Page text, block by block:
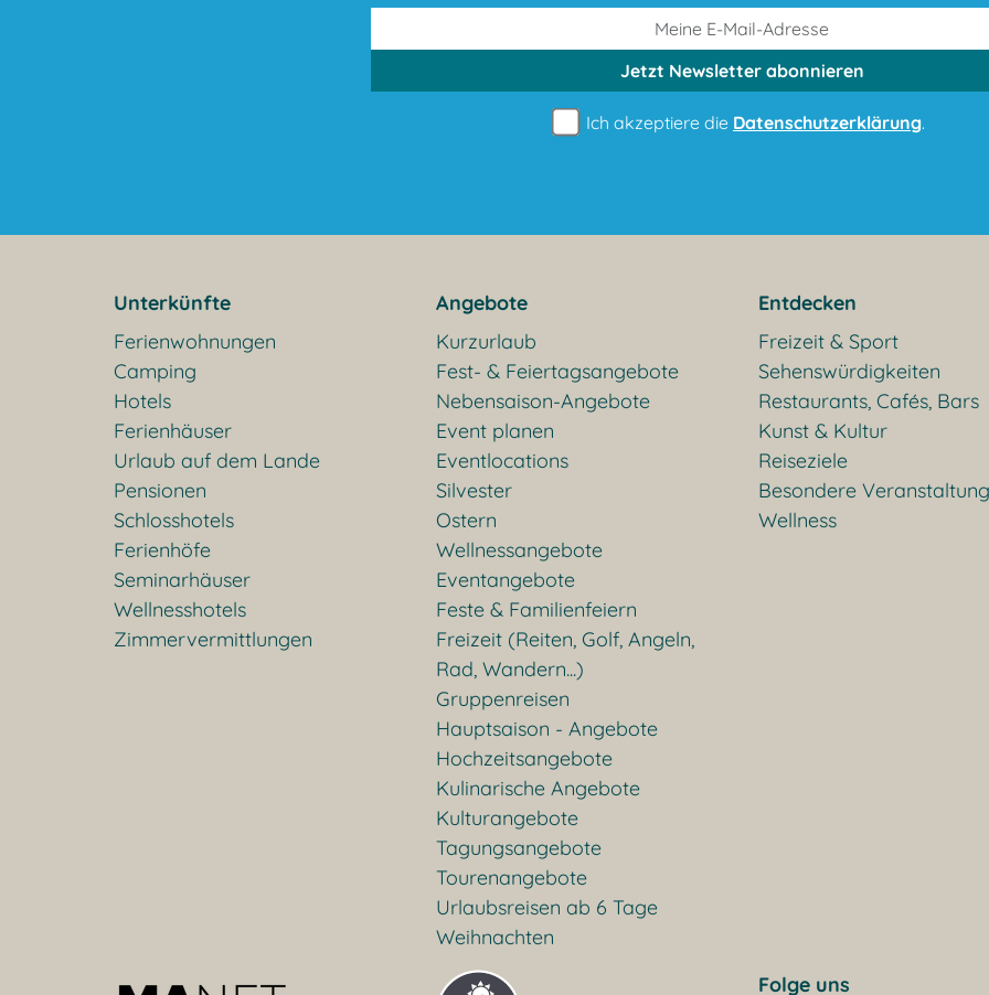
Jetzt Newsletterabonnieren
Ich akzeptiere die Datenschutzerklärung.
Unterkünfte
Ferienwohnungen
Camping
Hotels
Ferienhäuser
Urlaub auf dem Lande
Pensionen
Schlosshotels
Ferienhöfe
Seminarhäuser
Wellnesshotels
Zimmervermittlungen
Angebote
Kurzurlaub
Fest- & Feiertagsangebote
Nebensaison-Angebote
Event planen
Eventlocations
Silvester
Ostern
Wellnessangebote
Eventangebote
Feste & Familienfeiern
Freizeit (Reiten, Golf, Angeln,
Rad, Wandern...)
Gruppenreisen
Hauptsaison - Angebote
Hochzeitsangebote
Kulinarische Angebote
Kulturangebote
Tagungsangebote
Tourenangebote
Urlaubsreisen ab 6 Tage
Weihnachten
Entdecken
Freizeit & Sport
Sehenswürdigkeiten
Restaurants, Cafés, Bars
Kunst & Kultur
Reiseziele
Besondere
Wellness
Folge uns